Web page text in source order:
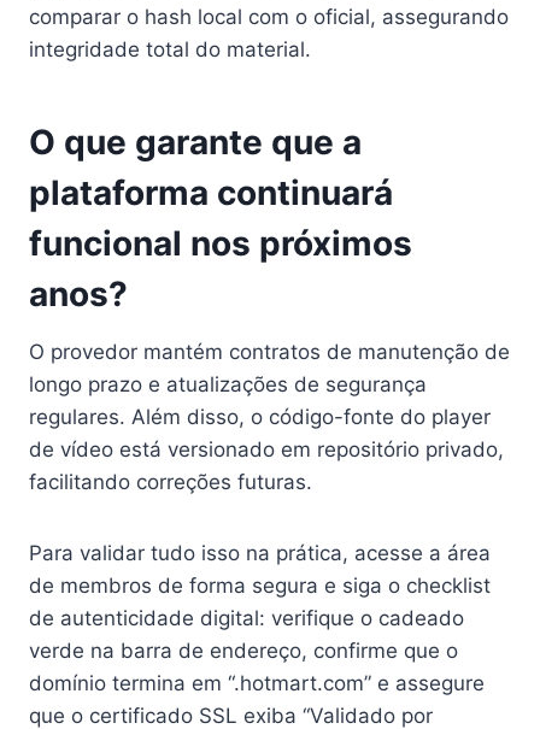
comparar o hash local com o oficial, assegurando
integridade total do material.
O que garante que a
plataforma continuará
funcional nos próximos
anos?
O provedor mantém contratos de manutenção de
longo prazo e atualizações de segurança
regulares. Além disso, o código-fonte do player
de vídeo está versionado em repositório privado,
facilitando correções futuras.
Para validar tudo isso na prática, acesse a área
de membros de forma segura e siga o checklist
de autenticidade digital: verifique o cadeado
verde na barra de endereço, confirme que o
domínio termina em “.hotmart.com” e assegure
que o certificado SSL exiba “Validado por